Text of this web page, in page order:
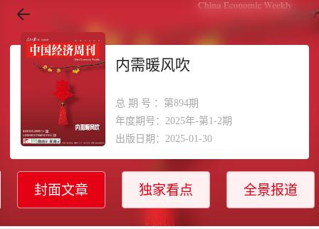
内需暖风吹
总期号 ：第894期
年度期号：2025年-第1-2期
出版日期：2025-01-30
封面文章 独家看点 全景报道